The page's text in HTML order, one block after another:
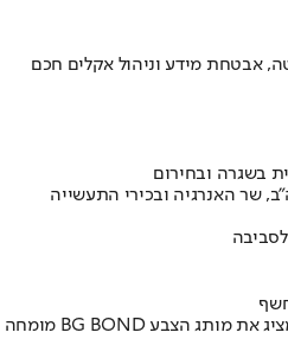
אבטחת מידע וניהול אקלים חכם
בשגרה ובחירום
שר האנרגיה ובכירי התעשייה